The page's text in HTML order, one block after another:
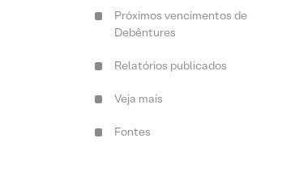
Próximos vencimentos de
Debêntures
Relatórios publicados
Veja mais
Fontes